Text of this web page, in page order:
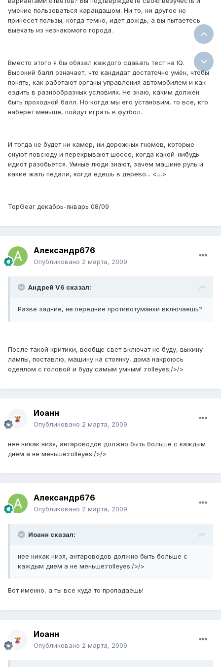
умение пользоваться карандашом. Ни то, ни другое не
принесет пользы, когда темно, идет дождь, а вы пытаетесь
выехать из незнакомого города.
Вместо этого я бы обязал каждого сдавать тест на IQ.
Высокий балл означает, что кандидат достаточно умён, чтобы
понять, как работают органы управления автомобилем и как
ездить в разнообразных условиях. Не знаю, каким должен
быть проходной балл. Но когда мы его установим, то все, кто
наберет меньше, пойдут играть в футбол.
И тогда не будет ни камер, ни дорожных гномов, которые
снуют повсюду и перекрывают шоссе, когда какой-нибудь
идиот разобьется. Умные люди знают, зачем машине руль и
какие жать педали, когда едешь в дерево... <…>
TopGear декабрь-январь 08/09
Александр676
Опубликовано 2 марта, 2009
Андрей V6 сказал:
Разве задние, не передние противотуманки включаешь?
После такой критики, вообще свет включат не буду, выкину
лампы, поставлю, машину на стоянку, дома накроюсь
одеялом с головой и буду самым умным! :rolleyes:/>/>
Иоанн
Опубликовано 2 марта, 2009
нее никак низя, антароводов должно быть больше с каждым
днем а не меньше:rolleyes:/>/>
Александр676
Опубликовано 2 марта, 2009
Иоанн сказал:
нее никак низя, антароводов должно быть больше с
каждым днем а не меньше:rolleyes:/>/>
Вот именно, а ты все куда то пропадаешь!
Иоанн
Опубликовано 2 марта, 2009